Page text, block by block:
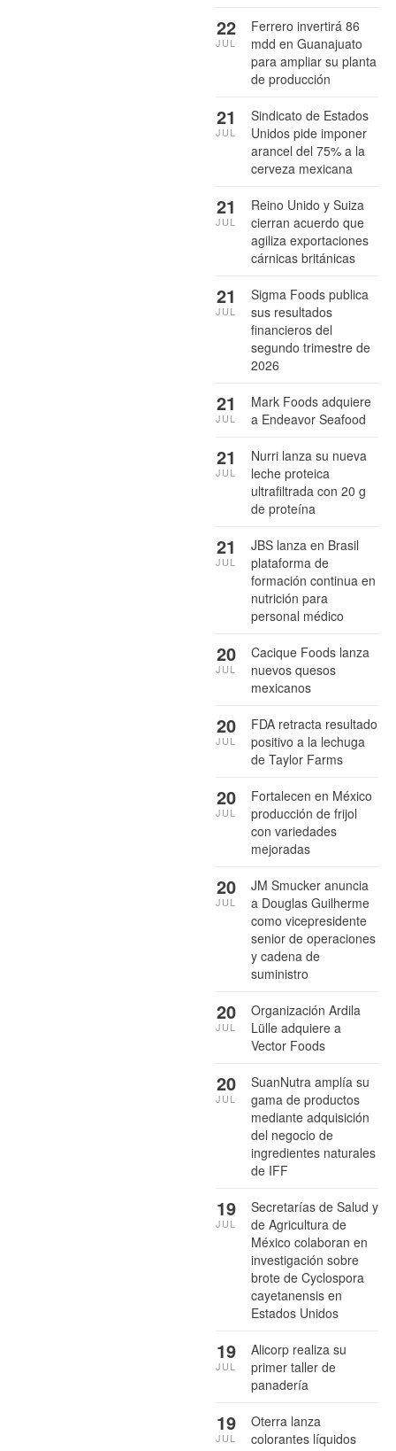
Ferrero invertirá 86
mdd en Guanajuato
para ampliar su planta
de producción
22
JUL
Sindicato de Estados
Unidos pide imponer
arancel del 75% a la
cerveza mexicana
21
JUL
Reino Unido y Suiza
cierran acuerdo que
agiliza exportaciones
cárnicas británicas
21
JUL
Sigma Foods publica
sus resultados
financieros del
segundo trimestre de
2026
21
JUL
Mark Foods adquiere
a Endeavor Seafood
21
JUL
Nurri lanza su nueva
leche proteica
ultrafiltrada con 20 g
de proteína
21
JUL
JBS lanza en Brasil
plataforma de
formación continua en
nutrición para
personal médico
21
JUL
Cacique Foods lanza
nuevos quesos
mexicanos
20
JUL
FDA retracta resultado
positivo a la lechuga
de Taylor Farms
20
JUL
Fortalecen en México
producción de frijol
con variedades
mejoradas
20
JUL
JM Smucker anuncia
a Douglas Guilherme
como vicepresidente
senior de operaciones
y cadena de
suministro
20
JUL
Organización Ardila
Lülle adquiere a
Vector Foods
20
JUL
SuanNutra amplía su
gama de productos
mediante adquisición
del negocio de
ingredientes naturales
de IFF
20
JUL
Secretarías de Salud y
de Agricultura de
México colaboran en
investigación sobre
brote de Cyclospora
cayetanensis en
Estados Unidos
19
JUL
Alicorp realiza su
primer taller de
panadería
19
JUL
Oterra lanza
colorantes líquidos
19
JUL